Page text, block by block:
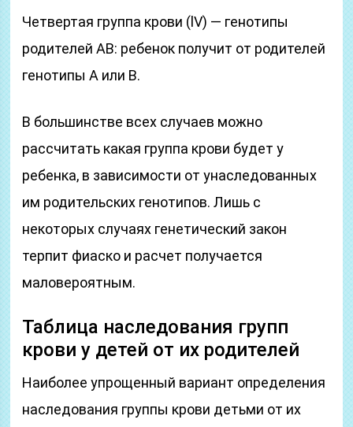
Четвертая группа крови (lV) ― генотипы
родителей АВ: ребенок получит от родителей
генотипы А или В.
В большинстве всех случаев можно
рассчитать какая группа крови будет у
ребенка, в зависимости от унаследованных
им родительских генотипов. Лишь с
некоторых случаях генетический закон
терпит фиаско и расчет получается
маловероятным.
Таблица наследования групп
крови у детей от их родителей
Наиболее упрощенный вариант определения
наследования группы крови детьми от их